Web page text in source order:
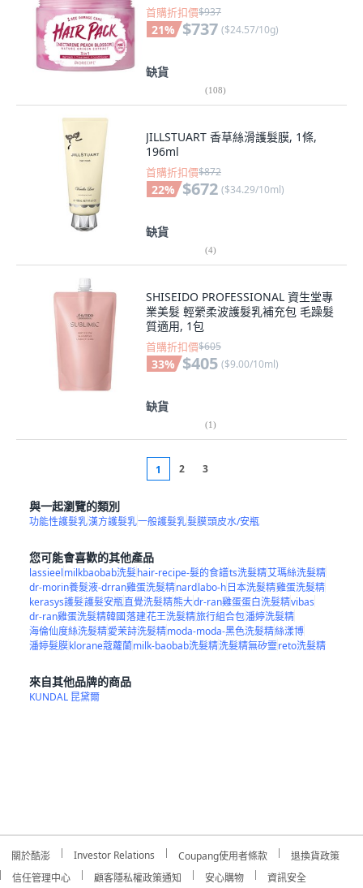
首購折扣價$937
21% $737 ($24.57/10g)
缺貨
(108)
JILLSTUART 香草絲滑護髮膜, 1條,
196ml
首購折扣價$872
22% $672 ($34.29/10ml)
缺貨
(4)
SHISEIDO PROFESSIONAL 資生堂專
業美髮 輕縈柔波護髮乳補充包 毛躁髮
質適用, 1包
首購折扣價$605
33% $405 ($9.00/10ml)
缺貨
(1)
1 2 3
與一起瀏覽的類別
功能性護髮乳漢方護髮乳一般護髮乳髮膜頭皮水/安瓶
您可能會喜歡的其他產品
lassieelmilkbaobab洗髮hair-recipe-髮的食譜ts洗髮精艾瑪絲洗髮精
dr-morin養髮液-drran雞蛋洗髮精nardlabo-h日本洗髮精雞蛋洗髮精
kerasys護髮護髮安瓶直覺洗髮精熊大dr-ran雞蛋蛋白洗髮精vibas
dr-ran雞蛋洗髮精韓國落建花王洗髮精旅行組合包潘婷洗髮精
海倫仙度絲洗髮精愛茉詩洗髮精moda-moda-黑色洗髮精絲漾博
潘婷髮膜klorane蔻蘿蘭milk-baobab洗髮精洗髮精無矽靈reto洗髮精
來自其他品牌的商品
KUNDAL 昆黛爾
關於酷澎 Investor Relations Coupang使用者條款
退換貨政策
信任管理中心
顧客隱私權政策通知 安心購物 資訊安全